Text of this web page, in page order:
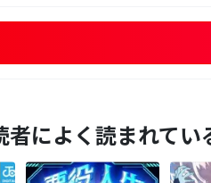
者によく読まれてい